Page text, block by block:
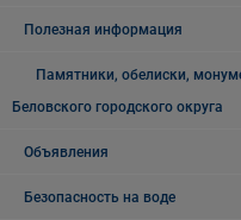
Полезная информация
Памятники, обелиски,
Беловского городского округа
Объявления
Безопасность на воде